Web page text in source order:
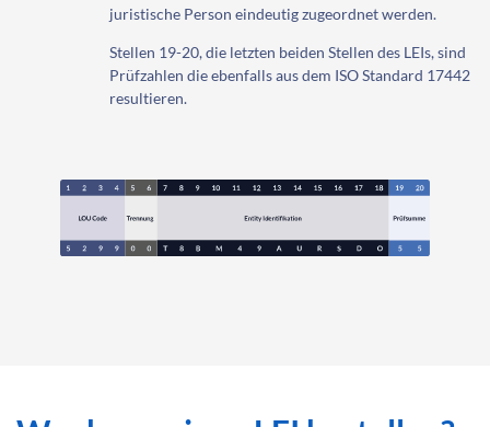
juristische Person eindeutig zugeordnet werden.
Stellen 19-20, die letzten beiden Stellen des LEIs, sind
Prüfzahlen die ebenfalls aus dem ISO Standard 17442
resultieren.